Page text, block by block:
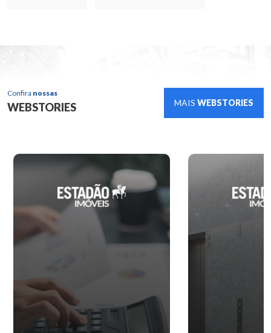
Confira nossas
WEBSTORIES MAIS WEBSTORIES